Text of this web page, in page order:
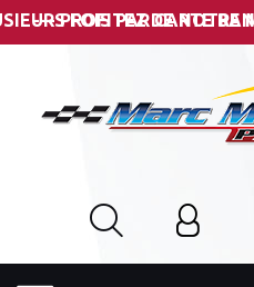
FOIS PAR CARTE
--- PROFITEZ DE NOTRE